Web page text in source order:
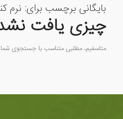
بایگانی برچسب برای: نرم
چیزی یافت
متاسفیم، مطلبی متناسب با جستجوی